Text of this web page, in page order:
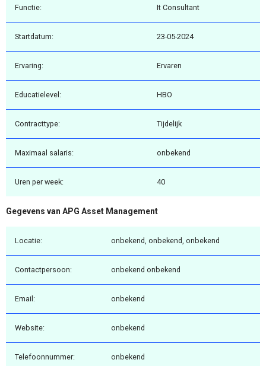
Functie: It Consultant
Startdatum: 23-05-2024
Ervaring: Ervaren
Educatielevel: HBO
Contracttype: Tijdelijk
Maximaal salaris: onbekend
Uren per week: 40
Gegevens van APG Asset Management
Locatie: onbekend, onbekend, onbekend
Contactpersoon: onbekend onbekend
Email: onbekend
Website: onbekend
Telefoonnummer: onbekend